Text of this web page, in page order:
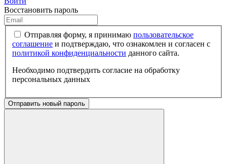
Восстановить пароль
Отправляя форму, я принимаю пользовательское
соглашение и подтверждаю, что ознакомлен и согласен с
политикой конфиденциальности данного сайта.
Необходимо подтвердить согласие на обработку
персональных данных
Отправить новый пароль